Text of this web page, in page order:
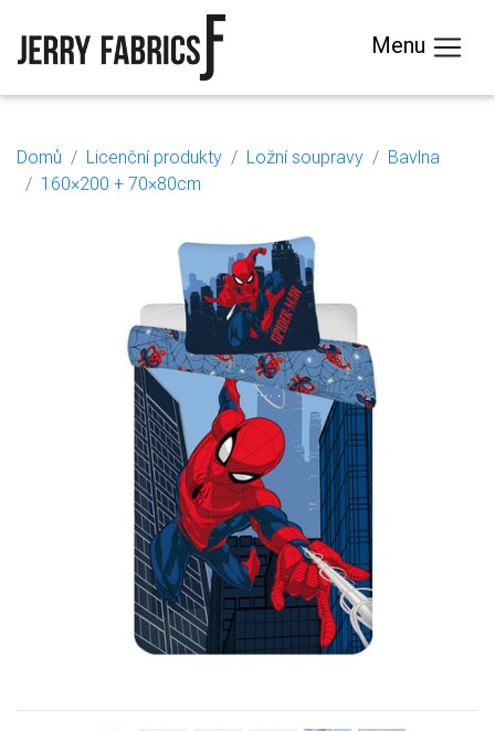
Menu
Domů Licenční produkty Ložní soupravy
Bavlna
160×200 + 70×80cm